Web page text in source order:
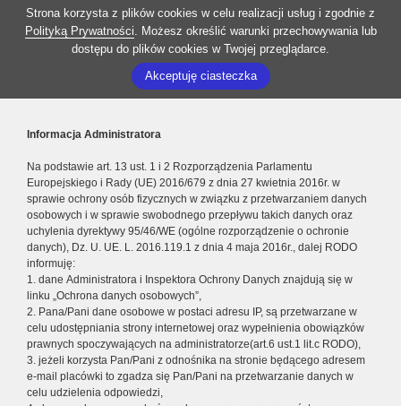
Strona korzysta z plików cookies w celu realizacji usług i zgodnie z
Polityką Prywatności. Możesz określić warunki przechowywania lub
dostępu do plików cookies w Twojej przeglądarce.
Akceptuję ciasteczka
Informacja Administratora
Na podstawie art. 13 ust. 1 i 2 Rozporządzenia Parlamentu
Europejskiego i Rady (UE) 2016/679 z dnia 27 kwietnia 2016r. w
sprawie ochrony osób fizycznych w związku z przetwarzaniem danych
osobowych i w sprawie swobodnego przepływu takich danych oraz
uchylenia dyrektywy 95/46/WE (ogólne rozporządzenie o ochronie
danych), Dz. U. UE. L. 2016.119.1 z dnia 4 maja 2016r., dalej RODO
informuję:
1. dane Administratora i Inspektora Ochrony Danych znajdują się w
linku „Ochrona danych osobowych”,
2. Pana/Pani dane osobowe w postaci adresu IP, są przetwarzane w
celu udostępniania strony internetowej oraz wypełnienia obowiązków
prawnych spoczywających na administratorze(art.6 ust.1 lit.c RODO),
3. jeżeli korzysta Pan/Pani z odnośnika na stronie będącego adresem
e-mail placówki to zgadza się Pan/Pani na przetwarzanie danych w
celu udzielenia odpowiedzi,